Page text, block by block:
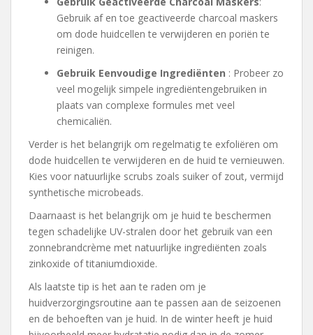
Gebruik af en toe geactiveerde charcoal maskers
om dode huidcellen te verwijderen en poriën te
reinigen.
Gebruik Eenvoudige Ingrediënten : Probeer zo
veel mogelijk simpele ingrediëntengebruiken in
plaats van complexe formules met veel
chemicaliën.
Verder is het belangrijk om regelmatig te exfoliëren om
dode huidcellen te verwijderen en de huid te vernieuwen.
Kies voor natuurlijke scrubs zoals suiker of zout, vermijd
synthetische microbeads.
Daarnaast is het belangrijk om je huid te beschermen
tegen schadelijke UV-stralen door het gebruik van een
zonnebrandcrème met natuurlijke ingrediënten zoals
zinkoxide of titaniumdioxide.
Als laatste tip is het aan te raden om je
huidverzorgingsroutine aan te passen aan de seizoenen
en de behoeften van je huid. In de winter heeft je huid